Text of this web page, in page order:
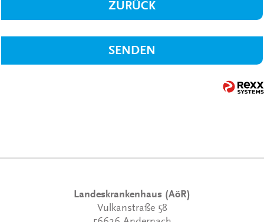
ZURÜCK
SENDEN
Landeskrankenhaus (AöR)
Vulkanstraße 58